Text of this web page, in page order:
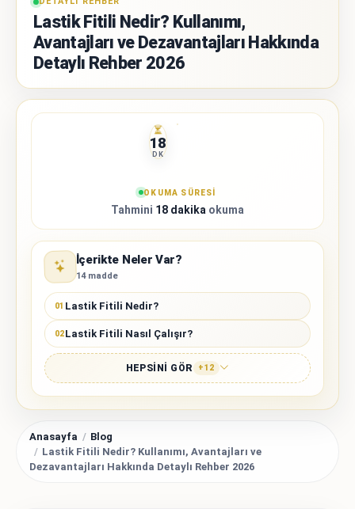
Lastik Fitili Nedir? Kullanımı,
Avantajları ve Dezavantajları Hakkında
Detaylı Rehber 2026
18
DK
OKUMA SÜRESI
Tahmini 18 dakika okuma
İçerikte Neler Var?
14 madde
01 Lastik Fitili Nedir?
02Lastik Fitili Nasıl Çalışır?
HEPSINI GÖR +12
Anasayfa
Blog
Lastik Fitili Nedir? Kullanımı, Avantajları ve
Dezavantajları Hakkında Detaylı Rehber 2026